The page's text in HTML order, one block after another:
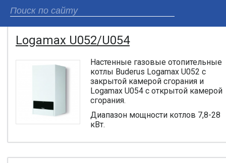
Logamax U052/U054
Настенные газовые отопительные
котлы Buderus Logamax U052 с
закрытой камерой сгорания и
Logamax U054 с открытой камерой
сгорания.
Диапазон мощности котлов 7,8-28
кВт.